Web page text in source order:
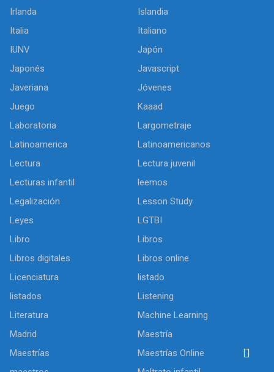
Irlanda
Islandia
Italia
Italiano
IUNV
Japón
Japonés
Javascript
Javeriana
Jóvenes
Juego
Kaaad
Laboratoria
Largometraje
Latinoamerica
Latinoamericanos
Lectura
Lectura juvenil
Lecturas infantil
leemos
Legalización
Lesson Study
Leyes
LGTBI
Libro
Libros
Libros digitales
Libros online
Licenciatura
listado
listados
Listening
Literatura
Machine Learning
Madrid
Maestría
Maestrías
Maestrías Online